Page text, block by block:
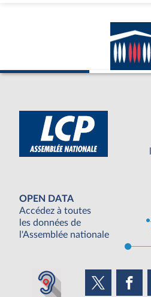
OPEN DATA
Accédez à toutes
les données de
l'Assemblée nationale